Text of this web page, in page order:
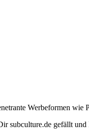
Werbeformen wie
subculture.de gefällt